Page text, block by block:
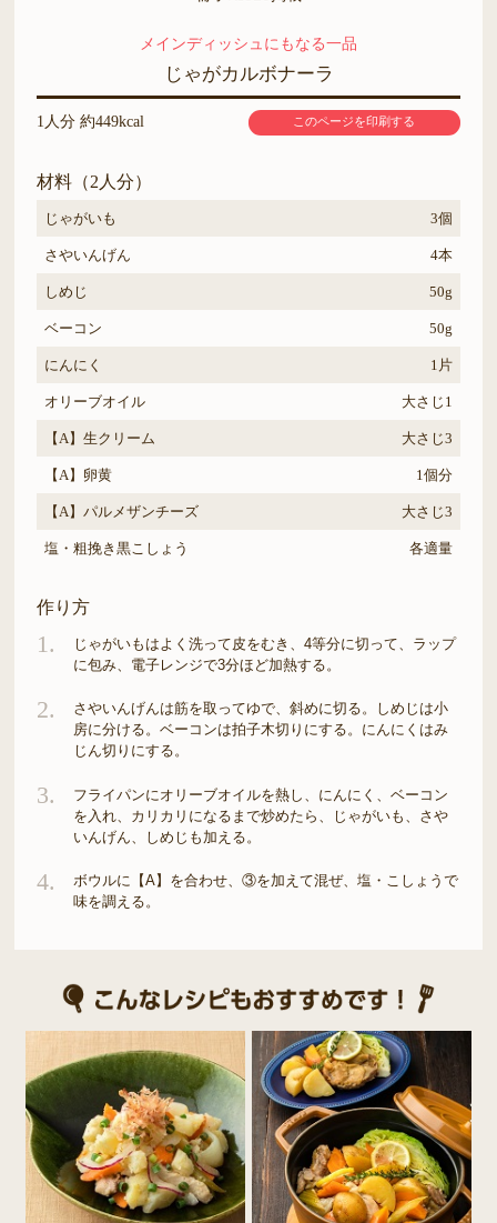
メインディッシュにもなる一品
じゃがカルボナーラ
1人分 約449kcal このページを印刷する
材料（2人分）
じゃがいも 3個
さやいんげん 4本
しめじ 50g
ベーコン 50g
にんにく 1片
オリーブオイル 大さじ1
【A】生クリーム 大さじ3
【A】卵黄 1個分
【A】パルメザンチーズ 大さじ3
塩・粗挽き黒こしょう 各適量
作り方
1.
じゃがいもはよく洗って皮をむき、4等分に切って、ラップ
に包み、電子レンジで3分ほど加熱する。
2.
さやいんげんは筋を取ってゆで、斜めに切る。しめじは小
房に分ける。ベーコンは拍子木切りにする。にんにくはみ
じん切りにする。
3.
フライパンにオリーブオイルを熱し、にんにく、ベーコン
を入れ、カリカリになるまで炒めたら、じゃがいも、さや
いんげん、しめじも加える。
4.
ボウルに【A】を合わせ、③を加えて混ぜ、塩・こしょうで
味を調える。